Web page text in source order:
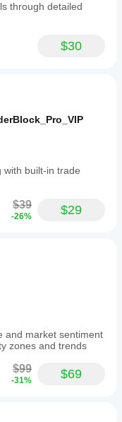
through detailed
$30
with built-in trade
$39
-26% $29
and market sentiment
zones and trends
$99
-31% $69